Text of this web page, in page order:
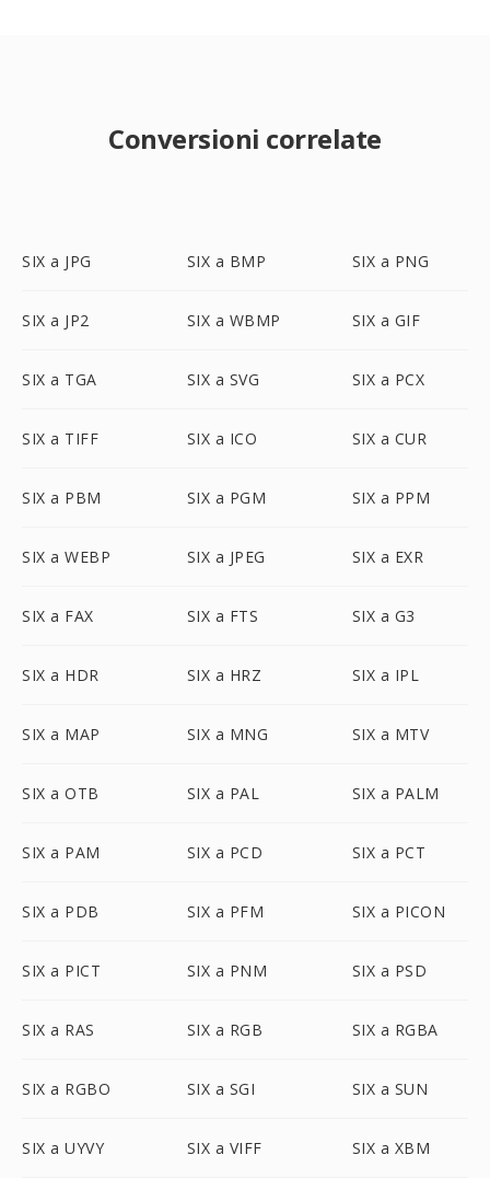
Conversioni correlate
SIX a JPG SIX a BMP SIX a PNG
SIX a JP2 SIX a WBMP SIX a GIF
SIX a TGA SIX a SVG SIX a PCX
SIX a TIFF SIX a ICO SIX a CUR
SIX a PBM SIX a PGM SIX a PPM
SIX a WEBP SIX a JPEG SIX a EXR
SIX a FAX SIX a FTS SIX a G3
SIX a HDR SIX a HRZ SIX a IPL
SIX a MAP SIX a MNG SIX a MTV
SIX a OTB SIX a PAL SIX a PALM
SIX a PAM SIX a PCD SIX a PCT
SIX a PDB SIX a PFM SIX a PICON
SIX a PICT SIX a PNM SIX a PSD
SIX a RAS SIX a RGB SIX a RGBA
SIX a RGBO SIX a SGI SIX a SUN
SIX a UYVY SIX a VIFF SIX a XBM